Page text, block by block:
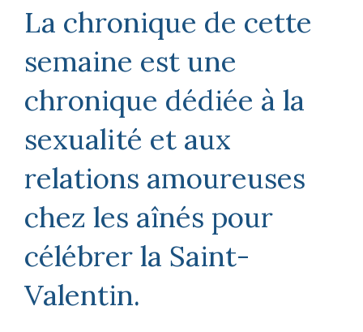
Carrières
La chronique de cette
semaine est une
chronique dédiée à la
sexualité et aux
relations amoureuses
chez les aînés pour
célébrer la Saint-
Valentin.